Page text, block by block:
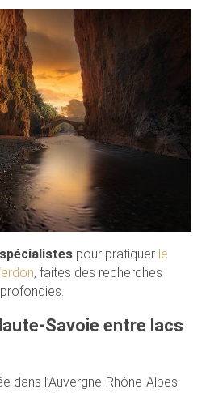
pour pratiquer le
, faites des recherches
Savoie entre lacs
dans l’Auvergne-Rhône-Alpes